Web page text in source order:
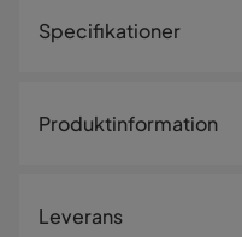
Specifikationer
Storlek
Produktinformation
40x30xH53cm
Leverans